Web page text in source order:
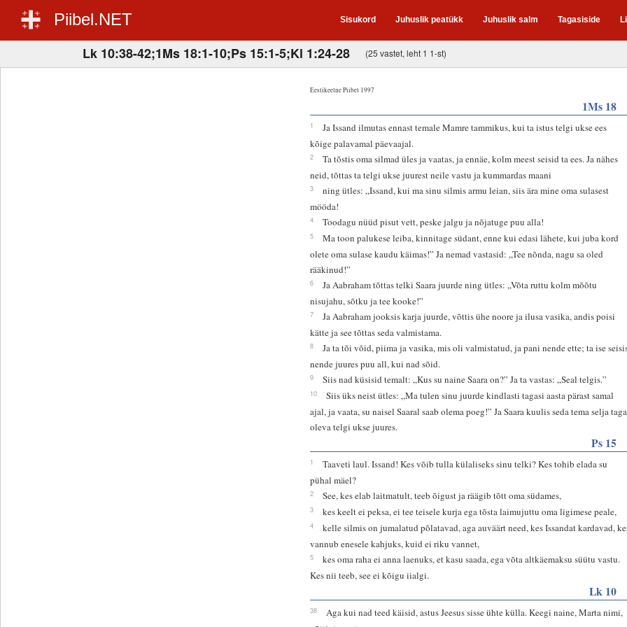
Piibel.NET Sisukord Juhuslik peatükk Juhuslik salm Tagasiside
Lk 10:38-42;1Ms 18:1-10;Ps 15:1-5;Kl 1:24-28 (25 vastet, leht 1 1-st)
Eestikeelne Piibel 1997
1Ms 18
1
Ja Issand ilmutas ennast temale Mamre tammikus, kui ta istus telgi ukse ees
kõige palavamal päevaajal.
2
Ta tõstis oma silmad üles ja vaatas, ja ennäe, kolm meest seisid ta ees. Ja nähes
neid, tõttas ta telgi ukse juurest neile vastu ja kummardas maani
3
ning ütles: „Issand, kui ma sinu silmis armu leian, siis ära mine oma sulasest
mööda!
4 Toodagu nüüd pisut vett, peske jalgu ja nõjatuge puu alla!
5
Ma toon palukese leiba, kinnitage südant, enne kui edasi lähete, kui juba kord
olete oma sulase kaudu käimas!” Ja nemad vastasid: „Tee nõnda, nagu sa oled
rääkinud!”
6
Ja Aabraham tõttas telki Saara juurde ning ütles: „Võta ruttu kolm mõõtu
nisujahu, sõtku ja tee kooke!”
7
Ja Aabraham jooksis karja juurde, võttis ühe noore ja ilusa vasika, andis poisi
kätte ja see tõttas seda valmistama.
8
Ja ta tõi võid, piima ja vasika, mis oli valmistatud, ja pani nende ette; ta ise
nende juures puu all, kui nad sõid.
9 Siis nad küsisid temalt: „Kus su naine Saara on?” Ja ta vastas: „Seal telgis.”
10
Siis üks neist ütles: „Ma tulen sinu juurde kindlasti tagasi aasta pärast samal
ajal, ja vaata, su naisel Saaral saab olema poeg!” Ja Saara kuulis seda tema selja taga
oleva telgi ukse juures.
Ps 15
1
Taaveti laul. Issand! Kes võib tulla külaliseks sinu telki? Kes tohib elada su
pühal mäel?
2 See, kes elab laitmatult, teeb õigust ja räägib tõtt oma südames,
3 kes keelt ei peksa, ei tee teisele kurja ega tõsta laimujuttu oma ligimese peale,
4
kelle silmis on jumalatud põlatavad, aga auväärt need, kes Issandat kardavad,
vannub enesele kahjuks, kuid ei riku vannet,
5
kes oma raha ei anna laenuks, et kasu saada, ega võta altkäemaksu süütu vastu.
Kes nii teeb, see ei kõigu iialgi.
Lk 10
38
Aga kui nad teed käisid, astus Jeesus sisse ühte külla. Keegi naine, Marta nimi,